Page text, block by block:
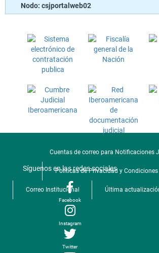
Nodo: csjportalweb02
Cuentas de correo para Notificaciones
Politicas de Privacidad y Condiciones
Correo Institucional Última
Síguenos en las redes sociales
Facebook
Instagram
Twitter